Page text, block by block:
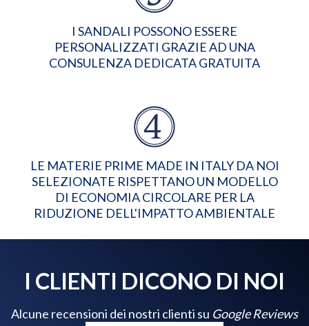
I SANDALI POSSONO ESSERE
PERSONALIZZATI GRAZIE AD UNA
CONSULENZA DEDICATA GRATUITA
LE MATERIE PRIME MADE IN ITALY DA NOI
SELEZIONATE RISPETTANO UN MODELLO
DI ECONOMIA CIRCOLARE PER LA
RIDUZIONE DELL'IMPATTO AMBIENTALE
I CLIENTI DICONO DI NOI
Alcune recensioni dei nostri clienti su Google Reviews